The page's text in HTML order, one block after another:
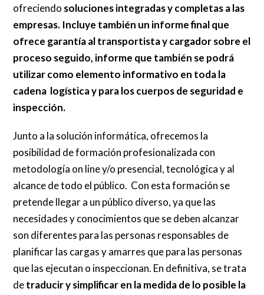
ofreciendo soluciones integradas y completas a las
empresas. Incluye también un informe final que
ofrece garantía al transportista y cargador sobre el
proceso seguido, informe que también se podrá
utilizar como elemento informativo en toda la
cadena logística y para los cuerpos de seguridad e
inspección.
Junto a la solución informática, ofrecemos la
posibilidad de formación profesionalizada con
metodología on line y/o presencial, tecnológica y al
alcance de todo el público. Con esta formación se
pretende llegar a un público diverso, ya que las
necesidades y conocimientos que se deben alcanzar
son diferentes para las personas responsables de
planificar las cargas y amarres que para las personas
que las ejecutan o inspeccionan. En definitiva, se trata
detraducir y simplificar en la medida de lo posible la